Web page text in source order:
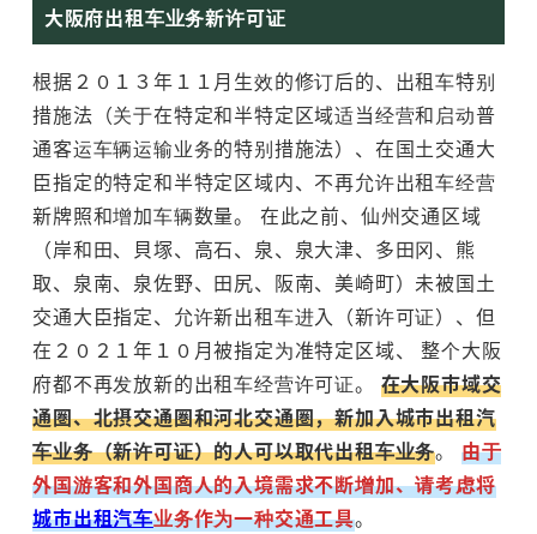
大阪府出租车业务新许可证
根据２０１３年１１月生效的修订后的、出租车特别
措施法（关于在特定和半特定区域适当经营和启动普
通客运车辆运输业务的特别措施法）、在国土交通大
臣指定的特定和半特定区域内、不再允许出租车经营
新牌照和增加车辆数量。 在此之前、仙州交通区域
（岸和田、貝塚、高石、泉、泉大津、多田冈、熊
取、泉南、泉佐野、田尻、阪南、美崎町）未被国土
交通大臣指定、允许新出租车进入（新许可证）、但
在２０２１年１０月被指定为准特定区域、 整个大阪
府都不再发放新的出租车经营许可证。 在大阪市域交
通圏、北摂交通圏和河北交通圏，新加入城市出租汽
车业务（新许可证）的人可以取代出租车业务。
由于
外国游客和外国商人的入境需求不断增加、请考虑将
城市出租汽车业务作为一种交通工具。